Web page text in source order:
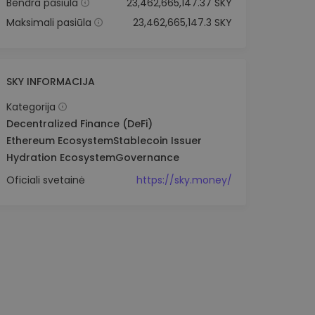
Bendra pasiūla
23,462,665,147.37 SKY
Maksimali pasiūla
23,462,665,147.3 SKY
SKY INFORMACIJA
Kategorija
Decentralized Finance (DeFi)
Ethereum EcosystemStablecoin Issuer
Hydration EcosystemGovernance
Oficiali svetainė
https://sky.money/